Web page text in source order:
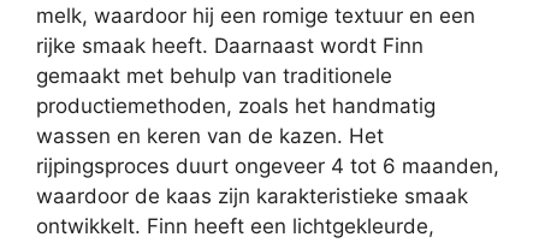
melk, waardoor hij een romige textuur en een
rijke smaak heeft. Daarnaast wordt Finn
gemaakt met behulp van traditionele
productiemethoden, zoals het handmatig
wassen en keren van de kazen. Het
rijpingsproces duurt ongeveer 4 tot 6 maanden,
waardoor de kaas zijn karakteristieke smaak
ontwikkelt. Finn heeft een lichtgekleurde,